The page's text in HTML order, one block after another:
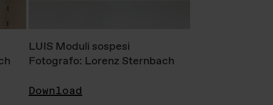
LUIS Moduli sospesi
Fotografo: Lorenz Sternbach
Download